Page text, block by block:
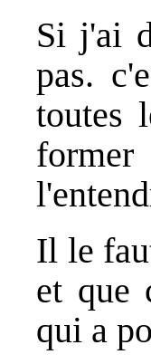
Si j'ai
pas.
toutes
Il le
et que
qui a